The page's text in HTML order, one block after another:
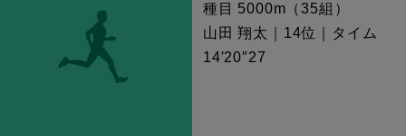
種目 5000m（35組）
山田 翔太｜14位｜タイム
14′20″27